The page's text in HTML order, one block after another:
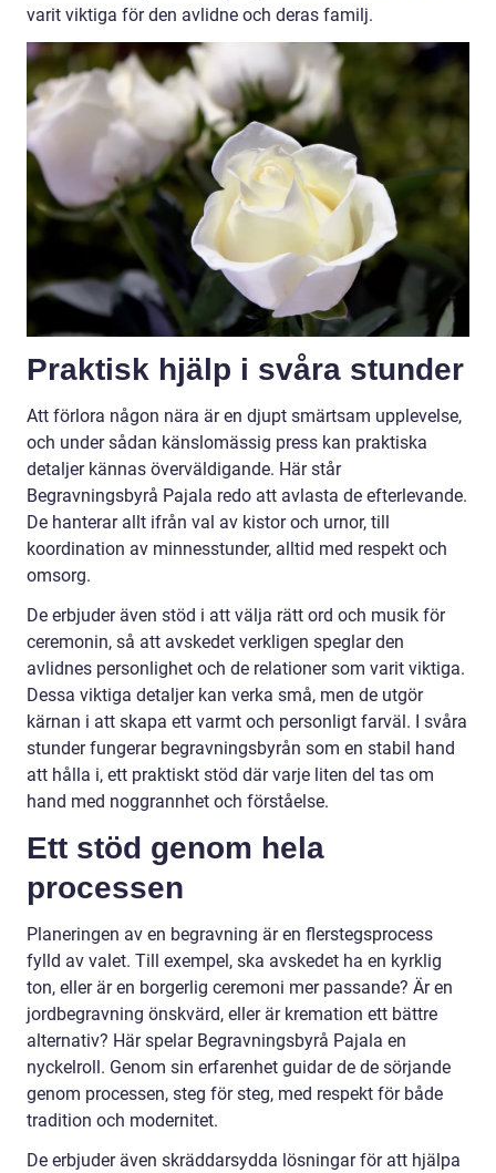
varit viktiga för den avlidne och deras familj.
Praktisk hjälp i svåra stunder
Att förlora någon nära är en djupt smärtsam upplevelse,
och under sådan känslomässig press kan praktiska
detaljer kännas överväldigande. Här står
Begravningsbyrå Pajala redo att avlasta de efterlevande.
De hanterar allt ifrån val av kistor och urnor, till
koordination av minnesstunder, alltid med respekt och
omsorg.
De erbjuder även stöd i att välja rätt ord och musik för
ceremonin, så att avskedet verkligen speglar den
avlidnes personlighet och de relationer som varit viktiga.
Dessa viktiga detaljer kan verka små, men de utgör
kärnan i att skapa ett varmt och personligt farväl. I svåra
stunder fungerar begravningsbyrån som en stabil hand
att hålla i, ett praktiskt stöd där varje liten del tas om
hand med noggrannhet och förståelse.
Ett stöd genom hela
processen
Planeringen av en begravning är en flerstegsprocess
fylld av valet. Till exempel, ska avskedet ha en kyrklig
ton, eller är en borgerlig ceremoni mer passande? Är en
jordbegravning önskvärd, eller är kremation ett bättre
alternativ? Här spelar Begravningsbyrå Pajala en
nyckelroll. Genom sin erfarenhet guidar de de sörjande
genom processen, steg för steg, med respekt för både
tradition och modernitet.
De erbjuder även skräddarsydda lösningar för att hjälpa